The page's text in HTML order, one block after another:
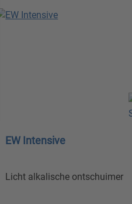
EW Intensive
Licht alkalische ontschuimer